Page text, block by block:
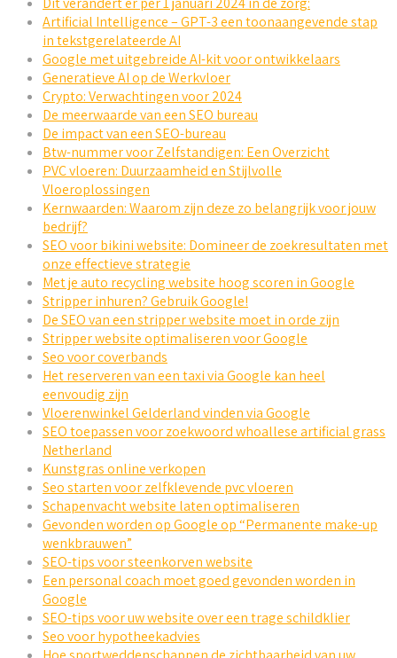
Artificial Intelligence – GPT-3 een toonaangevende stap
in tekstgerelateerde AI
Google met uitgebreide AI-kit voor ontwikkelaars
Generatieve AI op de Werkvloer
Crypto: Verwachtingen voor 2024
De meerwaarde van een SEO bureau
De impact van een SEO-bureau
Btw-nummer voor Zelfstandigen: Een Overzicht
PVC vloeren: Duurzaamheid en Stijlvolle
Vloeroplossingen
Kernwaarden: Waarom zijn deze zo belangrijk voor jouw
bedrijf?
SEO voor bikini website: Domineer de zoekresultaten met
onze effectieve strategie
Met je auto recycling website hoog scoren in Google
Stripper inhuren? Gebruik Google!
De SEO van een stripper website moet in orde zijn
Stripper website optimaliseren voor Google
Seo voor coverbands
Het reserveren van een taxi via Google kan heel
eenvoudig zijn
Vloerenwinkel Gelderland vinden via Google
SEO toepassen voor zoekwoord whoallese artificial grass
Netherland
Kunstgras online verkopen
Seo starten voor zelfklevende pvc vloeren
Schapenvacht website laten optimaliseren
Gevonden worden op Google op “Permanente make-up
wenkbrauwen”
SEO-tips voor steenkorven website
Een personal coach moet goed gevonden worden in
Google
SEO-tips voor uw website over een trage schildklier
Seo voor hypotheekadvies